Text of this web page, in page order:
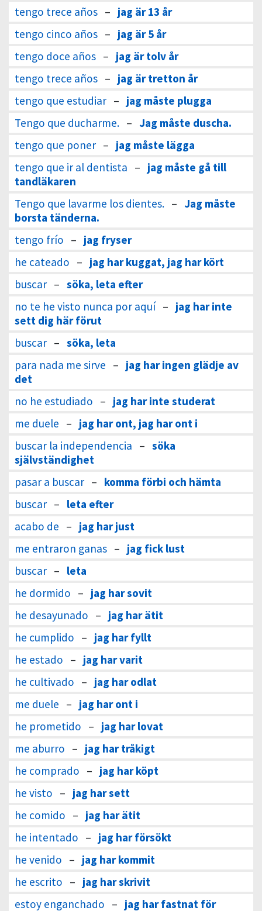
tengo trece años – jag är 13 år
tengo cinco años – jag är 5 år
tengo doce años – jag är tolv år
tengo trece años – jag är tretton år
tengo que estudiar – jag måste plugga
Tengo que ducharme. – Jag måste duscha.
tengo que poner – jag måste lägga
tengo que ir al dentista – jag måste gå till
tandläkaren
Tengo que lavarme los dientes. – Jag måste
borsta tänderna.
tengo frío – jag fryser
he cateado – jag har kuggat, jag har kört
buscar – söka, leta efter
no te he visto nunca por aquí – jag har inte
sett dig här förut
buscar – söka, leta
para nada me sirve – jag har ingen glädje av
det
no he estudiado – jag har inte studerat
me duele – jag har ont, jag har ont i
buscar la independencia – söka
självständighet
pasar a buscar – komma förbi och hämta
buscar – leta efter
acabo de – jag har just
me entraron ganas – jag fick lust
buscar – leta
he dormido – jag har sovit
he desayunado – jag har ätit
he cumplido – jag har fyllt
he estado – jag har varit
he cultivado – jag har odlat
me duele – jag har ont i
he prometido – jag har lovat
me aburro – jag har tråkigt
he comprado – jag har köpt
he visto – jag har sett
he comido – jag har ätit
he intentado – jag har försökt
he venido – jag har kommit
he escrito – jag har skrivit
estoy enganchado – jag har fastnat för